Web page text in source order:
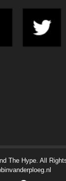
The Hype. All